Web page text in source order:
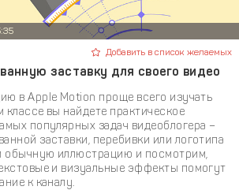
Добавить в список желаемых
заставку для своего видео
в Apple Motion проще всего изучать
классе вы найдете практическое
популярных задач видеоблогера –
заставки, перебивки или логотипа
обычную иллюстрацию и посмотрим,
и визуальные эффекты помогут
к каналу.